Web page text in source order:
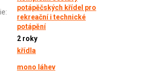
:
potápěčských křídel pro
rekreační i technické
potápění
2 roky
křídla
mono láhev